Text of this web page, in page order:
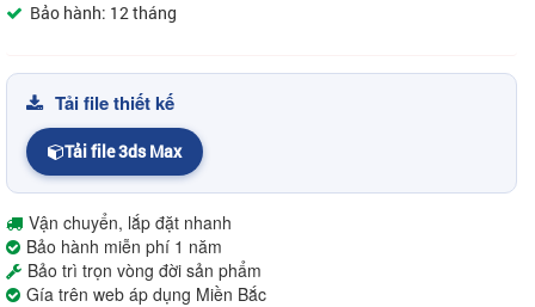
Bảo hành: 12 tháng
Tải file thiết kế
Tải file 3ds Max
Vận chuyển, lắp đặt nhanh
Bảo hành miễn phí 1 năm
Bảo trì trọn vòng đời sản phẩm
Gía trên web áp dụng Miền Bắc